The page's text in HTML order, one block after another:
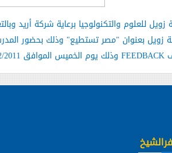
للعلوم والتكنولوجيا برعاية شركة أريد
زويل بعنوان "مصر تستطيع" وذلك بحضور
FEEDBACK وذلك يوم الخميس الموافق 15/12/2011م في تمام الساعة 12 ظهراً بقاعة 605 بمركز المعلومات والتطوير بالجامعة